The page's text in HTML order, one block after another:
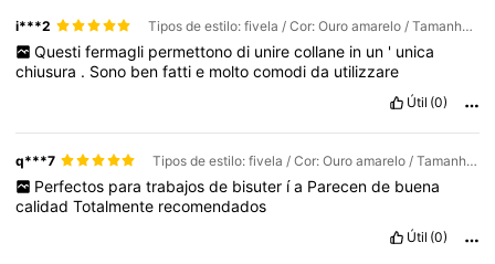
i***2 Tipos de estilo: fivela / Cor: Ouro amarelo / Tamanho: B
Questi fermagli permettono di unire collane in un ' unica
chiusura . Sono benfattie moltocomodida utilizzare
Útil (0)
q***7 Tipos de estilo: fivela / Cor: Ouro amarelo / Tamanho: D
Perfectos para trabajos de bisuter ía Parecen de buena
calidadTotalmente recomendados
Útil (0)